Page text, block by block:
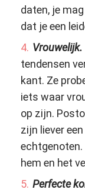
daten, je
dat je een
Vrouwelijk.
tendensen
kant. Ze
iets waar
op zijn.
zijn liever
echtgenoten.
hem en het
Perfecte